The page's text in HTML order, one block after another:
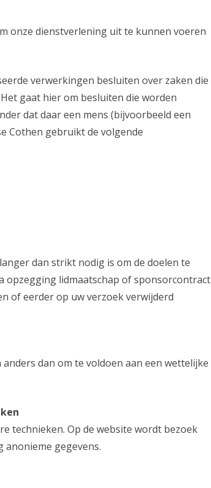
onze dienstverlening uit te kunnen voeren
verwerkingen besluiten over zaken die
gaat hier om besluiten die worden
dat daar een mens (bijvoorbeeld een
Cothen gebruikt de volgende
dan strikt nodig is om de doelen te
opzegging lidmaatschap of sponsorcontract
of eerder op uw verzoek verwijderd
dan om te voldoen aan een wettelijke
technieken. Op de website wordt bezoek
anonieme gegevens.